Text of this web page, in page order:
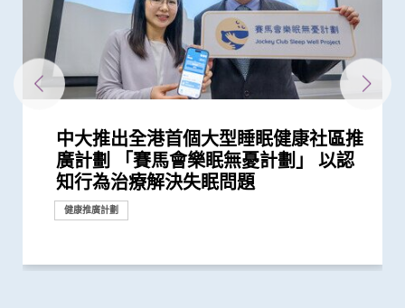
中大推出全港首個大型睡眠健康社區推
廣計劃 「賽馬會樂眠無憂計劃」 以認
知行為治療解決失眠問題
健康推廣計劃
中大全球首個「快速眼動睡眠行為障
礙」家庭研究 揭柏金遜病家族遺傳傾
向高達6倍 追蹤初期症狀如便秘 可提...
研究
中大醫學院研究預防青少年精神問題獲
研資局資助逾6,700萬港元
研究
中大與北大亞洲首項臨床研究發現 數
碼化失眠介入程式可降低青年失眠患者
抑鬱症發病率逾四成
研究
中大醫學院研發的手機程式有效評估抑
鬱症
研究
中大證實抑鬱症與快速眼動睡眠期行為
障礙共病患者的直系親屬更易出現腦退
化徵狀 研究發現為促進精準精神醫學...
研究
中大發現腸道微生態失衡是柏金遜病非
常早期的風險因素 有望為預防、介入
和治療柏金遜及其他腦退化病帶來新...
研究
中大響應世界睡眠日2023呼籲關注睡眠
健康 睡眠問題可增加患長新冠、情緒
病及心血管病等風險
研究
中大聯同港大及加拿大拉瓦爾大學進行
全球首個「預防失眠」計劃 證實能有
效為高危青少年預防失眠
研究
中大港大研究證實輔助強光治療有助改
善「貓頭鷹型」抑鬱症患者病情
研究
中大與養和醫院攜手研究 發現抑鬱症
患者出現睡眠行為障礙或是腦退化先兆
研究
中大發現糖尿患者患抑鬱症風險為一般
人的兩倍 倡以一分鐘問卷及早評估糖
尿患者的精神健康狀況
研究
中大率先在本港利用深腦刺激治療遲發
性肌張力失調症
外科創新技術
中大研究證實更恆常進行認知活動可鞏
固大腦神經網絡功能
研究
中大公布兩項針對本港兒童及青少年與
長者精神健康調查
研究
中大醫學院發現手術治療可降低嚴重睡
眠窒息症兒童患者血壓 術後控制體重
對管理病情同樣重要
研究
本港新冠肺炎死亡個案絕大部分為60歲
或以上 中大率領國際專家共同制定策
略 照顧長者及認知障礙症患者
研究
中大發現嚴重睡眠窒息症未經治療患者
手術後較易出現心血管問題 籲手術前
進行睡眠窒息症評估以減風險
研究
中大研究證實家居診治睡眠窒息症成效
滿意 可處理半數公立醫院成人個案 大
幅縮減八成輪候時間
研究
中大研究指出大部分在學青少年睡眠不
足
健康推廣計劃
中大研究揭示針灸可改善長者認知能力
及記憶力 現招募長者參與臨床研究先
導計劃
研究
香港中文大學研究發現，身體和認知活
動可以維護與改進輕度認知損害患者的
大腦功能
研究
中大展開全港睡眠健康教育及改善計劃
建立健康睡眠及健康校園生活
健康推廣計劃